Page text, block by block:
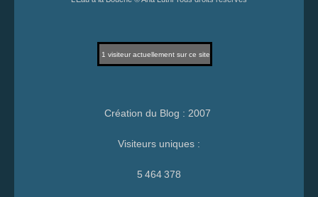
1 visiteur actuellement sur ce site
Création du Blog : 2007
Visiteurs uniques :
5 464 378